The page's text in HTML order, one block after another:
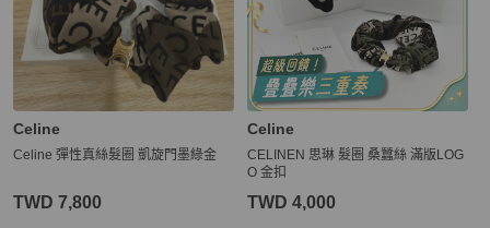
Celine
Celine 彈性真絲髮圈 凱旋門墨綠金
TWD 7,800
Celine
CELINEN 思琳 髮圈 桑蠶絲 滿版LOG
O 金扣
TWD 4,000